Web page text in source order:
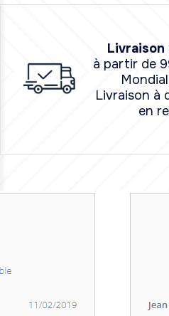
Livraison
à partir de
Livraison à
en